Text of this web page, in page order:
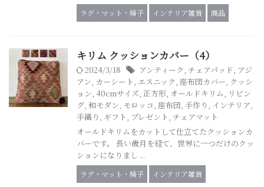
ラグ・マット・椅子 インテリア雑貨 商品
キリム クッションカバー（4）
2024/3/18 アンティーク, チェアパッド, アジ
アン, カーシート, エスニック, 座布団カバー, クッシ
ョン, 40cmサイズ, 正方形, オールドキリム, リビン
グ, 和モダン, モロッコ, 座布団, 手作り , インテリア,
手織り , ギフト, プレゼント, チェアマット
オールドキリムをカットして仕立てたクッションカ
バーです。 長い歳月を経て、世界に一つだけのクッ
ションになりまし ...
ラグ・マット・椅子 インテリア雑貨